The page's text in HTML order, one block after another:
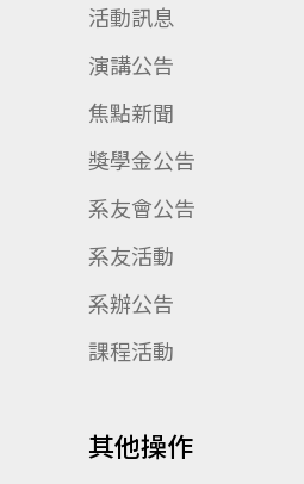
活動訊息
演講公告
焦點新聞
獎學金公告
系友會公告
系友活動
系辦公告
課程活動
其他操作